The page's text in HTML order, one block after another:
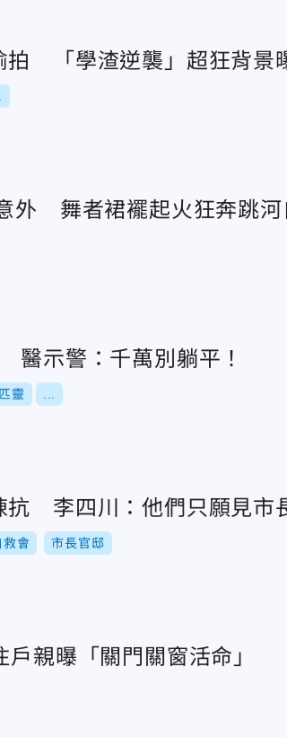
拍 「學渣逆襲」超狂背景
外 舞者裙襬起火狂奔跳河
示警：千萬別躺平！
靈
抗 李四川：他們只願見市
救會 市長官邸
親曝「關門關窗活命」